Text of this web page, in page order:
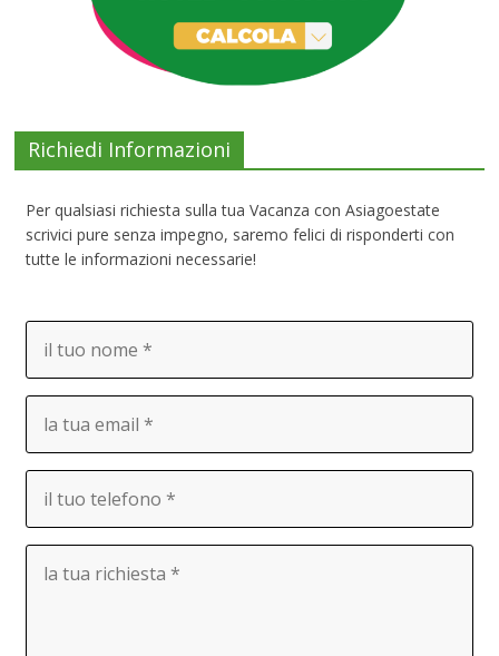
Richiedi Informazioni
Per qualsiasi richiesta sulla tua Vacanza con Asiagoestate
scrivici pure senza impegno, saremo felici di risponderti con
tutte le informazioni necessarie!